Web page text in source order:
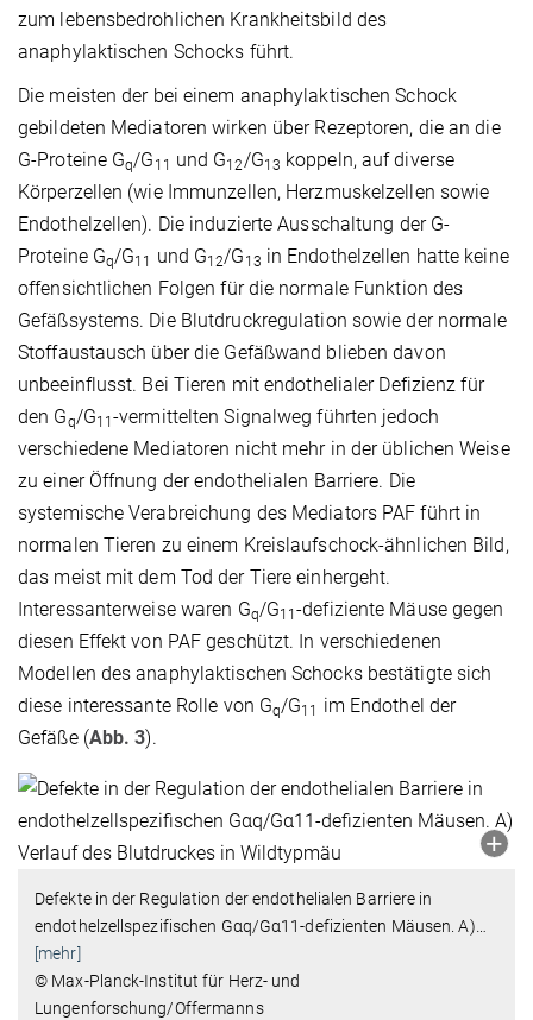
zum lebensbedrohlichen Krankheitsbild des
anaphylaktischen Schocks führt.
Die meisten der bei einem anaphylaktischen Schock
gebildeten Mediatoren wirken über Rezeptoren, die an die
G-Proteine Gq/G 11 und G12 /G13 koppeln, auf diverse
Körperzellen (wie Immunzellen, Herzmuskelzellen sowie
Endothelzellen). Die induzierte Ausschaltung der G-
Proteine Gq/G11 und G12/G 13 in Endothelzellen hatte keine
offensichtlichen Folgen für die normale Funktion des
Gefäßsystems. Die Blutdruckregulation sowie der normale
Stoffaustausch über die Gefäßwand blieben davon
unbeeinflusst. Bei Tieren mit endothelialer Defizienz für
den Gq/G11-vermittelten Signalweg führten jedoch
verschiedene Mediatoren nicht mehr in der üblichen Weise
zu einer Öffnung der endothelialen Barriere. Die
systemische Verabreichung des Mediators PAF führt in
normalen Tieren zu einem Kreislaufschock-ähnlichen Bild,
das meist mit dem Tod der Tiere einhergeht.
Interessanterweise waren Gq/G11-defiziente Mäuse gegen
diesen Effekt von PAF geschützt. In verschiedenen
Modellen des anaphylaktischen Schocks bestätigte sich
diese interessante Rolle von Gq/G11
im Endothel der
Gefäße (Abb. 3).
Defekte in der Regulation der endothelialen Barriere in
endothelzellspezifischen Gαq/Gα11-defizienten Mäusen. A)
[mehr]
© Max-Planck-Institut für Herz- und
Lungenforschung/Offermanns